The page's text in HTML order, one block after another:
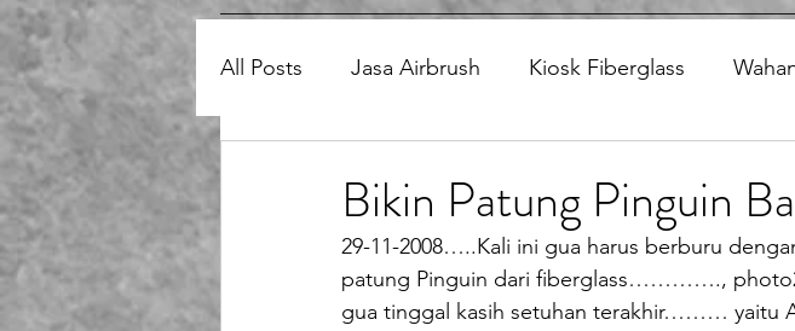
All Posts Jasa Airbrush Kiosk Fiberglass
Patung Fiberglass Tempat Sampah Fiberglass
Bikin Patung Pinguin
29-11-2008…..Kali ini gua harus berburu
patung Pinguin dari fiberglass…………., photo2
gua tinggal kasih setuhan terakhir……… yaitu